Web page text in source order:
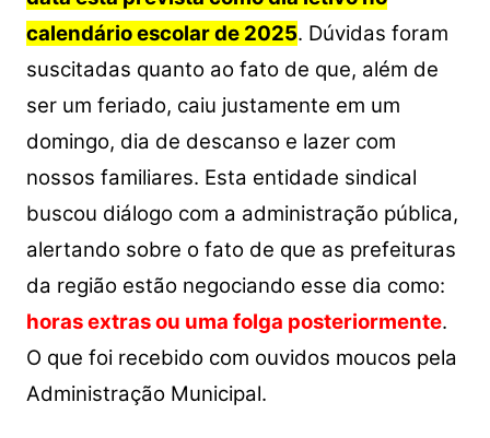
calendário escolar de 2025. Dúvidas foram
suscitadas quanto ao fato de que, além de
ser um feriado, caiu justamente em um
domingo, dia de descanso e lazer com
nossos familiares. Esta entidade sindical
buscou diálogo com a administração pública,
alertando sobre o fato de que as prefeituras
da região estão negociando esse dia como:
horas extras ou uma folga posteriormente.
O que foi recebido com ouvidos moucos pela
Administração Municipal.